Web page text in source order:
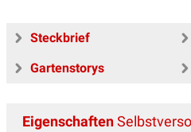
Steckbrief
Gartenstorys
Eigenschaften